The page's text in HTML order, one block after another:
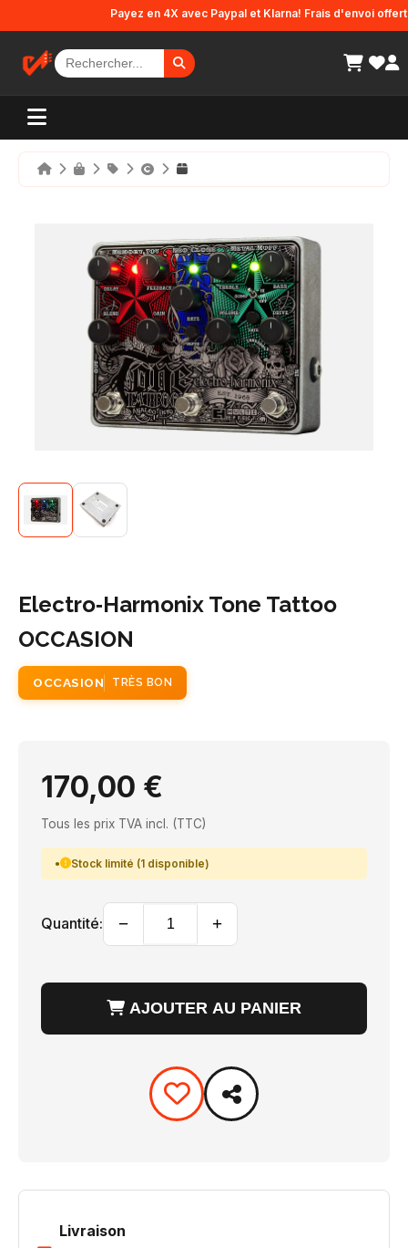
Payez en 4X avec Paypal et Klarna! Frais d'envoi offerts
Electro‑Harmonix Tone Tattoo
OCCASION
OCCASION TRÈS BON
170,00 €
Tous les prix TVA incl. (TTC)
Stock limité (1 disponible)
Quantité: − +
AJOUTER AU PANIER
Livraison
Panneau de gestion des cookies